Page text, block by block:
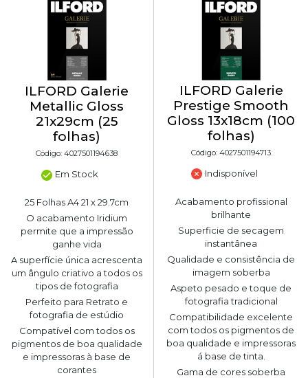
ILFORD Galerie
Metallic Gloss
21x29cm (25
folhas)
Código: 4027501194638
Em Stock
25 Folhas A4 21 x 29.7cm
O acabamento Iridium
permite que a impressão
ganhe vida
A superfície única acrescenta
um ângulo criativo a todos os
tipos de fotografia
Perfeito para Retrato e
fotografia de estúdio
Compatível com todos os
pigmentos de boa qualidade
e impressoras à base de
corantes
ILFORD Galerie
Prestige Smooth
Gloss 13x18cm (100
folhas)
Código: 4027501194713
Indisponível
Acabamento profissional
brilhante
Superficie de secagem
instantânea
Qualidade e consistência de
imagem soberba
Aspeto pesado e toque de
fotografia tradicional
Compatibilidade excelente
com todos os pigmentos de
boa qualidade e impressoras
á base de tinta.
Gama de cores soberba